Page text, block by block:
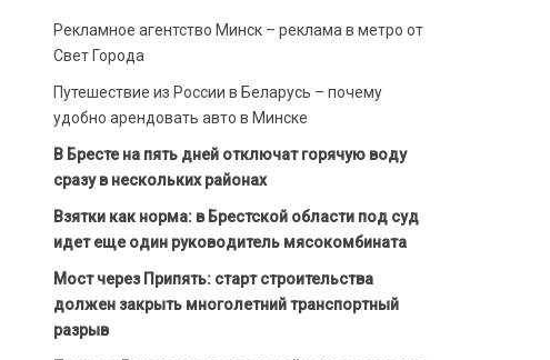
Рекламное агентство Минск – реклама в метро от
Свет Города
Путешествие из России в Беларусь – почему
удобно арендовать авто в Минске
В Бресте на пять дней отключат горячую воду
сразу в нескольких районах
Взятки как норма: в Брестской области под суд
идет еще один руководитель мясокомбината
Мост через Припять: старт строительства
должен закрыть многолетний транспортный
разрыв